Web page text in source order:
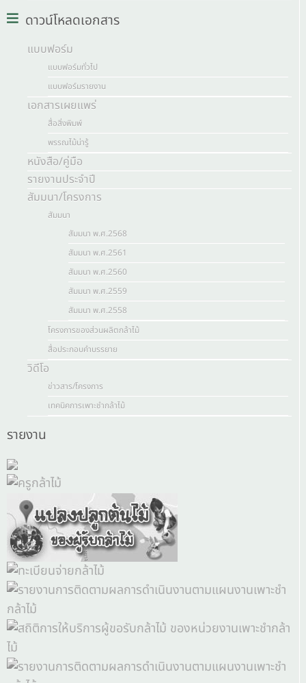
ดาวน์โหลดเอกสาร
แบบฟอร์ม
แบบฟอร์มทั่วไป
แบบฟอร์มรายงาน
เอกสารเผยแพร่
สื่อสิ่งพิมพ์
พรรณไม้น่ารู้
หนังสือ/คู่มือ
รายงานประจำปี
สัมมนา/โครงการ
สัมมนา
สัมมนา พ.ศ.2568
สัมมนา พ.ศ.2561
สัมมนา พ.ศ.2560
สัมมนา พ.ศ.2559
สัมมนา พ.ศ.2558
โครงการของส่วนผลิตกล้าไม้
สื่อประกอบคำบรรยาย
วิดีโอ
ข่าวสาร/โครงการ
เทคนิคการเพาะชำกล้าไม้
รายงาน